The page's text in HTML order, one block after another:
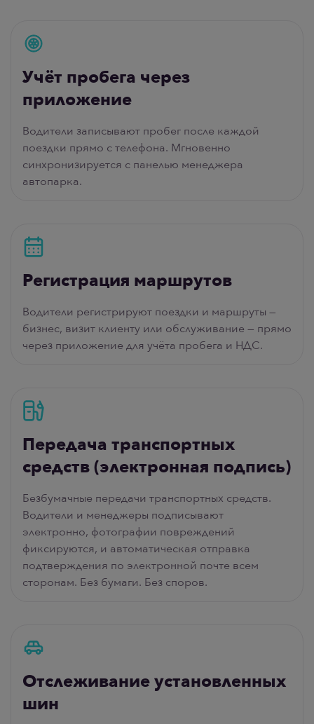
Учёт пробега через
приложение
Водители записывают пробег после каждой
поездки прямо с телефона. Мгновенно
синхронизируется с панелью менеджера
автопарка.
Регистрация маршрутов
Водители регистрируют поездки и маршруты —
бизнес, визит клиенту или обслуживание — прямо
через приложение для учёта пробега и НДС.
Передача транспортных
средств (электронная подпись)
Безбумачные передачи транспортных средств.
Водители и менеджеры подписывают
электронно, фотографии повреждений
фиксируются, и автоматическая отправка
подтверждения по электронной почте всем
сторонам. Без бумаги. Без споров.
Отслеживание установленных
шин